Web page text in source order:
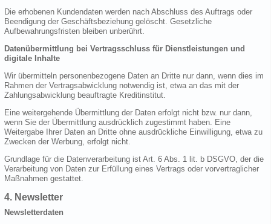
Die erhobenen Kundendaten werden nach Abschluss des Auftrags oder
Beendigung der Geschäftsbeziehung gelöscht. Gesetzliche
Aufbewahrungsfristen bleiben unberührt.
Datenübermittlung bei Vertragsschluss für Dienstleistungen und
digitale Inhalte
Wir übermitteln personenbezogene Daten an Dritte nur dann, wenn dies im
Rahmen der Vertragsabwicklung notwendig ist, etwa an das mit der
Zahlungsabwicklung beauftragte Kreditinstitut.
Eine weitergehende Übermittlung der Daten erfolgt nicht bzw. nur dann,
wenn Sie der Übermittlung ausdrücklich zugestimmt haben. Eine
Weitergabe Ihrer Daten an Dritte ohne ausdrückliche Einwilligung, etwa zu
Zwecken der Werbung, erfolgt nicht.
Grundlage für die Datenverarbeitung ist Art. 6 Abs. 1 lit. b DSGVO, der die
Verarbeitung von Daten zur Erfüllung eines Vertrags oder vorvertraglicher
Maßnahmen gestattet.
4. Newsletter
Newsletterdaten